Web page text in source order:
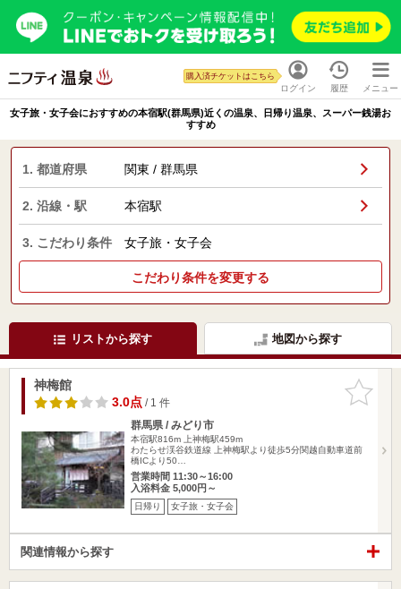
ログイン
購入済チケットはこちら
履歴 メニュー
女子旅・女子会におすすめの本宿駅(群馬県)近くの温泉、日帰り温泉、スーパー銭湯お
すすめ
1. 都道府県 関東 / 群馬県
2. 沿線・駅 本宿駅
3. こだわり条件 女子旅・女子会
こだわり条件を変更する
リストから探す 地図から探す
お気に入
りに追加
神梅館
3.0点/ 1 件
群馬県 / みどり市
本宿駅816m
上神梅駅459m
わたらせ渓谷鉄道線 上神梅駅より徒歩5分関越自動車道前
橋ICより50…
営業時間 11:30～16:00
入浴料金 5,000円～
日帰り 女子旅・女子会
関連情報から探す